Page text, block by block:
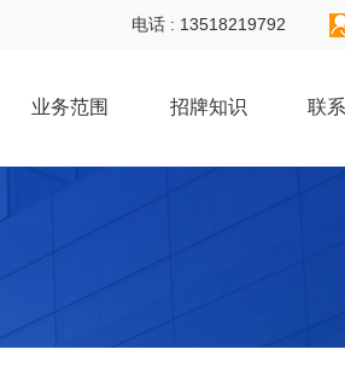
电话 : 13518219792
业务范围 招牌知识 联